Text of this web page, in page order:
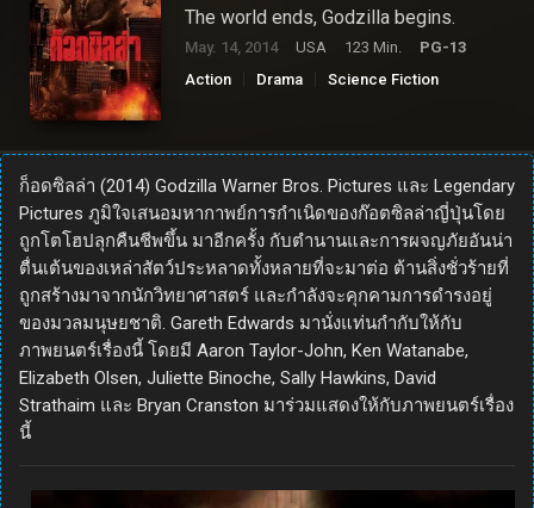
The world ends, Godzilla begins.
May. 14, 2014 USA 123 Min.
PG-13
Action
Drama Science Fiction
ก็อดซิลล่า (2014) Godzilla Warner Bros. Pictures และ Legendary
Pictures ภูมิใจเสนอมหากาพย์การกำเนิดของก๊อตซิลล่าญี่ปุ่นโดย
ถูกโตโฮปลุกคืนชีพขึ้น มาอีกครั้ง กับตำนานและการผจญภัยอันน่า
ตื่นเต้นของเหล่าสัตว์ประหลาดทั้งหลายที่จะมาต่อ ต้านสิ่งชั่วร้ายที่
ถูกสร้างมาจากนักวิทยาศาสตร์ และกำลังจะคุกคามการดำรงอยู่
ของมวลมนุษยชาติ. Gareth Edwards มานั่งแท่นกำกับให้กับ
ภาพยนตร์เรื่องนี้ โดยมี Aaron Taylor-John, Ken Watanabe,
Elizabeth Olsen, Juliette Binoche, Sally Hawkins, David
Strathaim และ Bryan Cranston มาร่วมแสดงให้กับภาพยนตร์เรื่อง
นี้